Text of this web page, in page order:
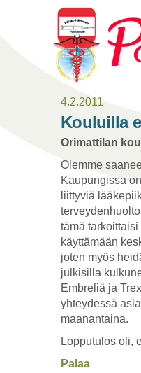
4.2.2011
Kouluilla
Orimattilan
Olemme
Kaupungissa
liittyviä
tämä
käyttämään
joten myös
julkisilla
Embreliä ja
yhteydessä
maanantaina.
Lopputulos oli,
Palaa